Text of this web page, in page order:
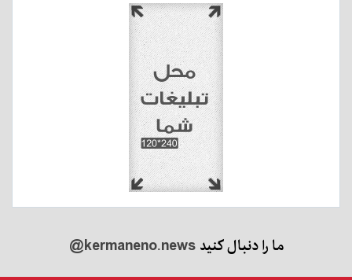
ما را دنبال کنید@kermaneno.news